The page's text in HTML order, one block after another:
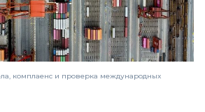
комплаенс и проверка международных